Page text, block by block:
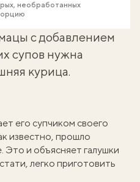
необработанных
с добавлением
супов нужна
курица.
его супчиком своего
известно, прошло
Это и объясняет галушки
легко приготовить